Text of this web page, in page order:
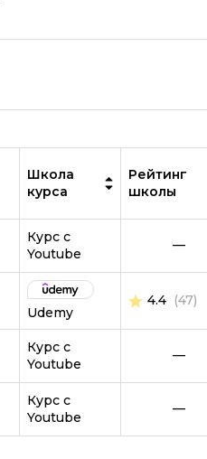
Школа
курса
Рейтинг
школы
Курс с
Youtube
—
Udemy
4.4 (47)
Курс с
Youtube
—
Курс с
Youtube
—